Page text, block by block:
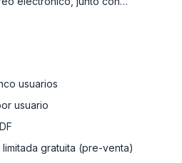
de nuestros analistas. Para
la tabla de precios a
usuarios
usuario
gratuita (pre-venta)